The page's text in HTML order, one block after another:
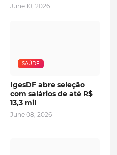
June 10, 2026
SAÚDE
IgesDF abre seleção
com salários de até R$
13,3 mil
June 08, 2026